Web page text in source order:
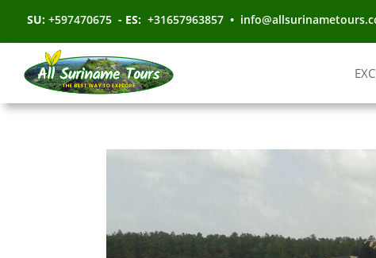
SU: +597470675- ES: +31657963857•